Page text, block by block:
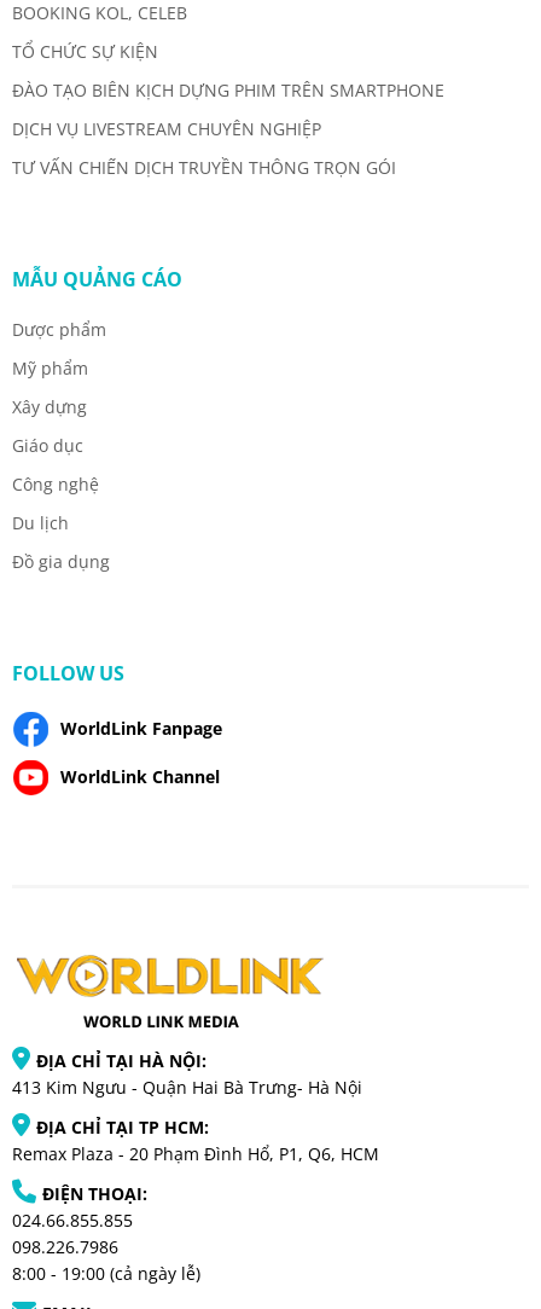
BOOKING KOL, CELEB
TỔ CHỨC SỰ KIỆN
ĐÀO TẠO BIÊN KỊCH DỰNG PHIM TRÊN SMARTPHONE
DỊCH VỤ LIVESTREAM CHUYÊN NGHIỆP
TƯ VẤN CHIẾN DỊCH TRUYỀN THÔNG TRỌN GÓI
MẪU QUẢNG CÁO
Dược phẩm
Mỹ phẩm
Xây dựng
Giáo dục
Công nghệ
Du lịch
Đồ gia dụng
FOLLOW US
WorldLink Fanpage
WorldLink Channel
ĐỊA CHỈ TẠI HÀ NỘI:
413 Kim Ngưu - Quận Hai Bà Trưng- Hà Nội
ĐỊA CHỈ TẠI TP HCM:
Remax Plaza - 20 Phạm Đình Hổ, P1, Q6, HCM
ĐIỆN THOẠI:
024.66.855.855
098.226.7986
8:00 - 19:00 (cả ngày lễ)